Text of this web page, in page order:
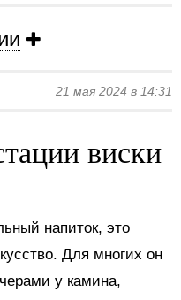
21 мая 2024 в 14:31
виски
напиток, это
Для многих он
у камина,